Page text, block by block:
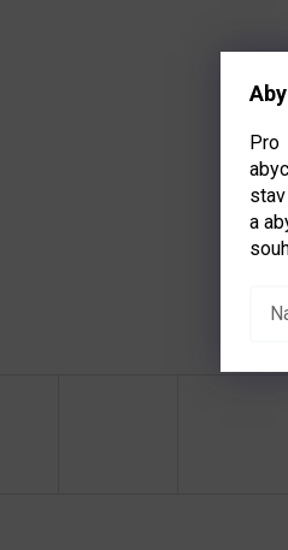
a